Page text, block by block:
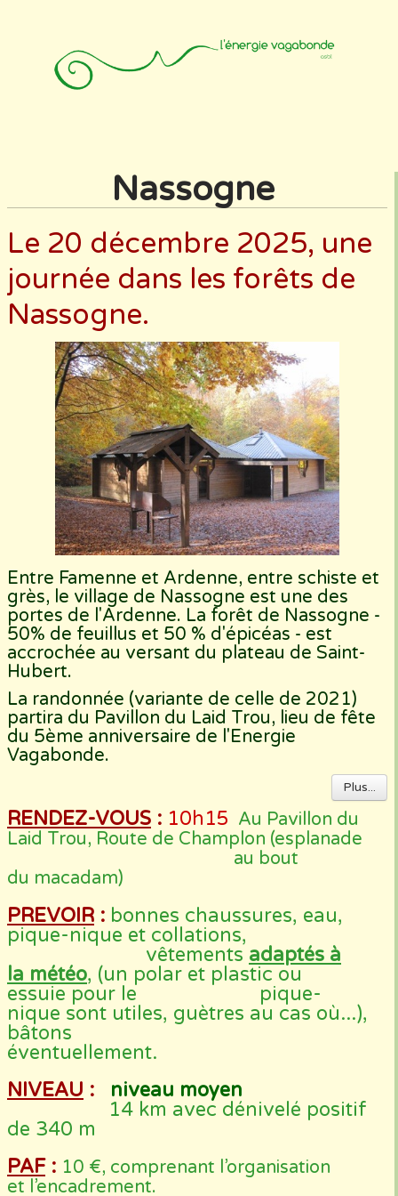
Animateurs
Nassogne
Le 20 décembre 2025, une
journée dans les forêts de
Nassogne.
Entre Famenne et Ardenne, entre schiste et
grès, le village de Nassogne est une des
portes de l'Ardenne. La forêt de Nassogne -
50% de feuillus et 50 % d'épicéas - est
accrochée au versant du plateau de Saint-
Hubert.
La randonnée (variante de celle de 2021)
partira du Pavillon du Laid Trou, lieu de fête
du 5ème anniversaire de l'Energie
Vagabonde.
Plus...
RENDEZ-VOUS : 10h15 Au Pavillon du
Laid Trou, Route de Champlon (esplanade
au bout
du macadam)
PREVOIR : bonnes chaussures, eau,
pique-nique et collations,
vêtements adaptés à
la météo, (un polar et plastic ou
essuie pour le pique-
nique sont utiles, guètres au cas où...),
bâtons
éventuellement.
NIVEAU :
niveau moyen
14 km avec dénivelé positif
de 340 m
PAF: 10 €, comprenant l’organisation
et l’encadrement.